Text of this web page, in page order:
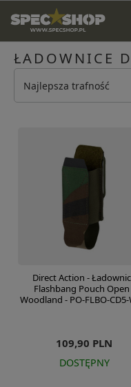
ŁADOWNICE
Najlepsza trafność
Direct Action -
Flashbang Pouch Open
Woodland - PO-FLBO-
109,90 PLN
DOSTĘPNY